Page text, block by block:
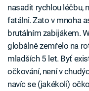
nasadit rychlou léčbu,
fatální. Zato v mnoha
brutálním zabijákem.
globálně zemřelo na
mladších 5 let. Byť
očkování, není v
navíc se (jakékoli)